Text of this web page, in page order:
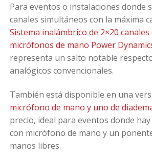
Para eventos o instalaciones donde
canales simultáneos con la máxima
Sistema inalámbrico de 2×20
micrófonos de mano Power
representa un salto notable
analógicos convencionales.
También está disponible en una
micrófono de mano y uno de
precio, ideal para eventos donde
con micrófono de mano y un
manos libres.